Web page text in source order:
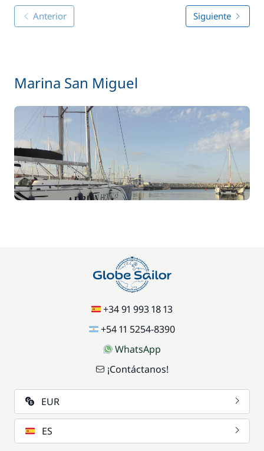
Anterior Siguiente
Marina San Miguel
+34 91 993 18 13
+54 11 5254-8390
WhatsApp
¡Contáctanos!
EUR
ES